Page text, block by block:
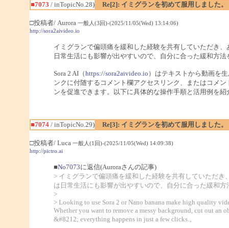
■7073 / inTopicNo.28) Re[2]: イミグランを初めて服用しました。
□投稿者/ Aurora 一般人(3回)-(2025/11/05(Wed) 13:14:06)
http://sora2aivideo.io
イミグランで偏頭痛を緩和した経験を共有していただき
日常生活にも影響が出やすいので、自分に合った緩和方
Sora 2 AI（https://sora2aivideo.io ）はテキストから動画を
ンクに付随するコメント欄アクセスリンク、またはコメ
ンを促進できます。以下に具体的な操作手順と活用例を紹
■7074/ inTopicNo.29) Re[3]: イミグランを初めて服用しました。
□投稿者/ Luca 一般人(1回)-(2025/11/05(Wed) 14:09:38)
http://pictro.ai
■No7073に返信(Auroraさんの記事)
> イミグランで偏頭痛を緩和した経験を共有していただ
は日常生活にも影響が出やすいので、自分に合った緩和
>
> Looking to use Sora 2 or Nano banana make high quality
Whether you want to remove a messy background, cut out an
&#8212; everything happens in just a few clicks.。